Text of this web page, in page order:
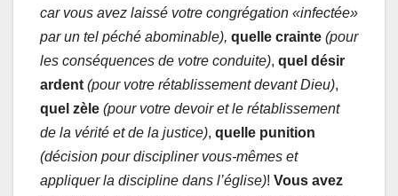
car vous avez laissé votre congrégation «infectée»
par un tel péché abominable), quelle crainte (pour
les conséquences de votre conduite), quel désir
ardent (pour votre rétablissement devant Dieu),
quel zèle (pour votre devoir et le rétablissement
de la vérité et de la justice), quelle punition
(décision pour discipliner vous-mêmes et
appliquer la discipline dans l’église)! Vous avez